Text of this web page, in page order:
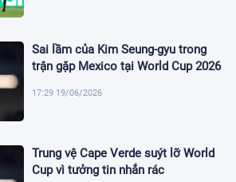
Sai lầm của Kim Seung-gyu trong
trận gặp Mexico tại World Cup 2026
17:29 19/06/2026
Trung vệ Cape Verde suýt lỡ World
Cup vì tưởng tin nhắn rác